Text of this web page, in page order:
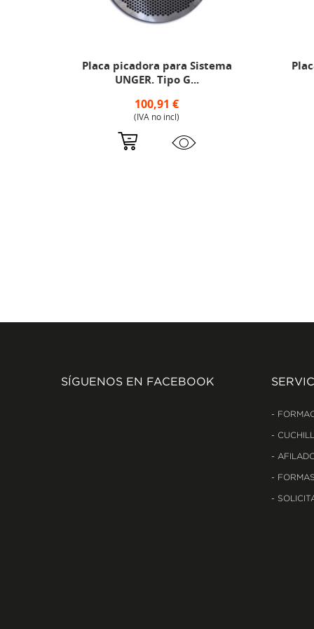
Placa picadora para Sistema
UNGER. Tipo G...
100,91 €
(IVA no incl)
SÍGUENOS EN FACEBOOK